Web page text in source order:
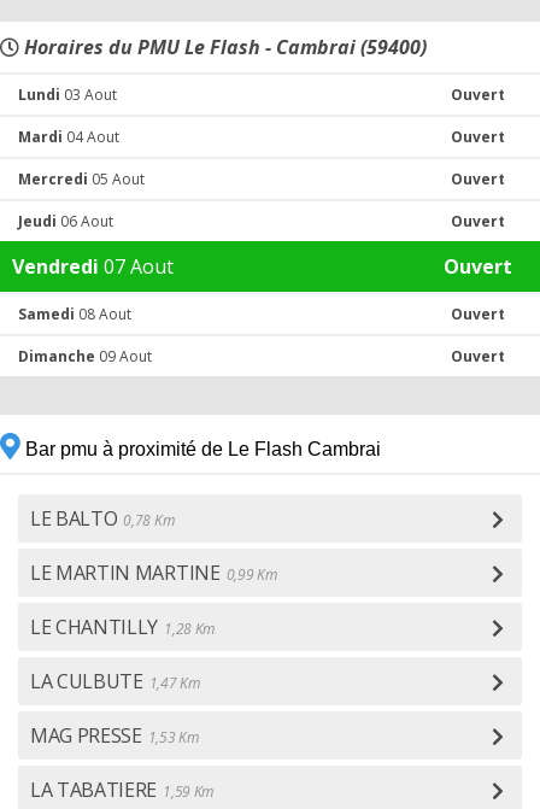
Horaires du PMU Le Flash - Cambrai (59400)
Lundi 03 Aout Ouvert
Mardi 04 Aout Ouvert
Mercredi 05 Aout Ouvert
Jeudi 06 Aout Ouvert
Vendredi 07 Aout Ouvert
Samedi 08 Aout Ouvert
Dimanche 09 Aout Ouvert
Bar pmu à proximité de Le Flash Cambrai
LE BALTO 0,78 Km
LE MARTIN MARTINE 0,99 Km
LE CHANTILLY 1,28 Km
LA CULBUTE 1,47 Km
MAG PRESSE 1,53 Km
LA TABATIERE 1,59 Km